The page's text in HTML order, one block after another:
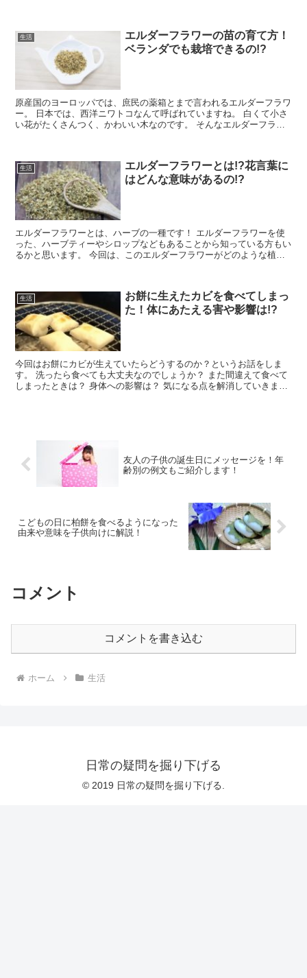
生活
エルダーフラワーの苗の育て方！
ベランダでも栽培できるの!?
原産国のヨーロッパでは、庶民の薬箱とまで言われるエルダーフラワ
ー。 日本では、西洋ニワトコなんて呼ばれていますね。 白くて小さ
い花がたくさんつく、かわいい木なのです。 そんなエルダーフラワ
生活
エルダーフラワーとは!?花言葉に
はどんな意味があるの!?
エルダーフラワーとは、ハーブの一種です！ エルダーフラワーを使
った、ハーブティーやシロップなどもあることから知っている方もい
るかと思います。 今回は、このエルダーフラワーがどのような植物
生活
お餅に生えたカビを食べてしまっ
た！体にあたえる害や影響は!?
今回はお餅にカビが生えていたらどうするのか？というお話をしま
す。 洗ったら食べても大丈夫なのでしょうか？ また間違えて食べて
しまったときは？ 身体への影響は？ 気になる点を解消していきまし
友人の子供の誕生日にメッセージを！年
齢別の例文もご紹介します！
こどもの日に柏餅を食べるようになった
由来や意味を子供向けに解説！
コメント
コメントを書き込む
ホーム 生活
日常の疑問を掘り下げる
© 2019 日常の疑問を掘り下げる.